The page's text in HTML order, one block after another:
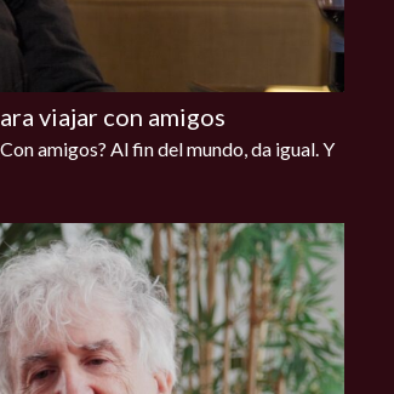
viajar con amigos
amigos? Al fin del mundo, da igual. Y